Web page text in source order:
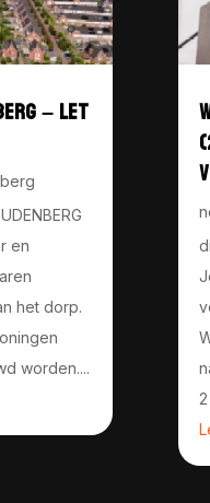
– LET
en
het dorp.
worden....